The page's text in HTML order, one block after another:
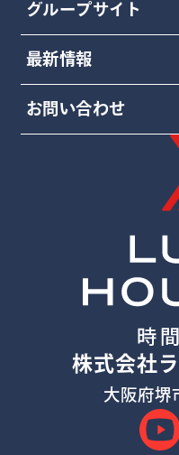
グループサイト
最新情報
お問い合わせ
株式会社
大阪府堺